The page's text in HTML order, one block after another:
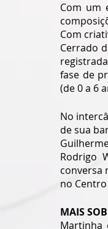
Com um
Com
Cerrado
fase de
(de 0 a 6
No
de sua
Rodrigo
conversa
no
MAIS
Martinha